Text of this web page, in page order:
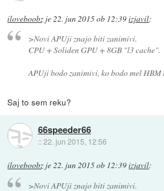
iloveboobz je22. jun 2015 ob 12:39izjavil:
>Novi APUji znajo biti zanimivi.
CPU + Soliden GPU + 8GB "l3 cache".
APUji bodo zanimivi, ko bodo mel HBM
Saj to sem reku?
66speeder66
::22. jun 2015, 12:56
iloveboobz je22. jun 2015 ob 12:39izjavil:
>Novi APUji znajo biti zanimivi.